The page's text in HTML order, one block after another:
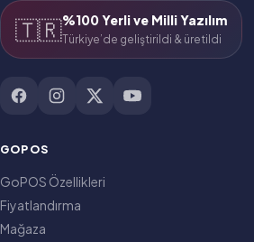
🇹🇷%100 Yerli ve Milli Yazılım
Türkiye’de geliştirildi & üretildi
GOPOS
GoPOS Özellikleri
Fiyatlandırma
Mağaza